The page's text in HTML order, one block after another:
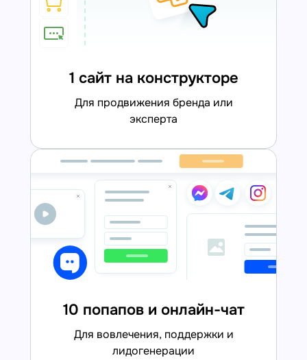
1 сайт на конструкторе
для продвижения бренда или
эксперта
10 попапов и онлайн-чат
для вовлечения, поддержки и
лидогенерации